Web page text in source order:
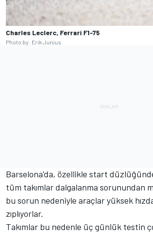
Charles Leclerc, Ferrari F1-75
Photo by: Erik Junius
Barselona'da, özellikle start
tüm takımlar dalgalanma sorunundan
bu sorun nedeniyle araçlar yüksek
zıplıyorlar.
Takımlar bu nedenle üç günlük testin